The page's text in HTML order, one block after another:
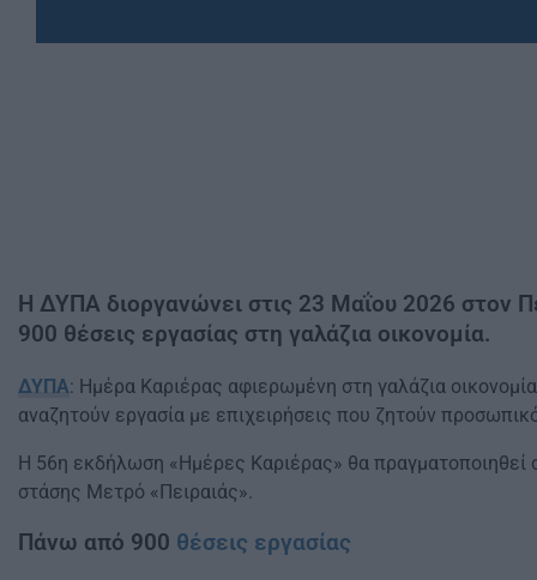
Η ΔΥΠΑ διοργανώνει στις 23 Μαΐου 2026 στον
900 θέσεις εργασίας στη γαλάζια οικονομία.
ΔΥΠΑ: Ημέρα Καριέρας αφιερωμένη στη γαλάζια
αναζητούν εργασία με επιχειρήσεις που ζητούν
Η 56η εκδήλωση «Ημέρες Καριέρας» θα πραγματοποιηθεί
στάσης Μετρό «Πειραιάς».
Πάνω από 900 θέσεις εργασίας